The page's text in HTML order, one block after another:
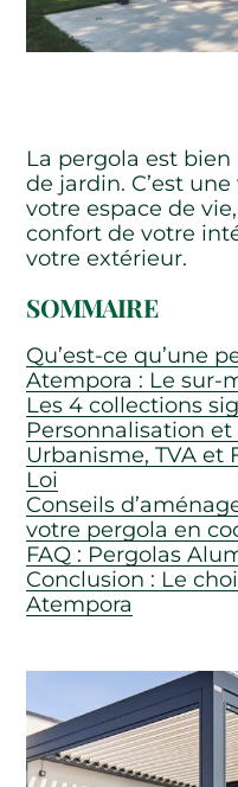
La pergola est
de jardin. C’est
votre espace de
confort de votre
votre extérieur.
SOMMAIRE
Qu’est-ce qu’une
Atempora : Le sur-
Les 4 collections
Personnalisation
Urbanisme, TVA et
Loi
Conseils
votre pergola en
FAQ : Pergolas
Conclusion : Le
Atempora